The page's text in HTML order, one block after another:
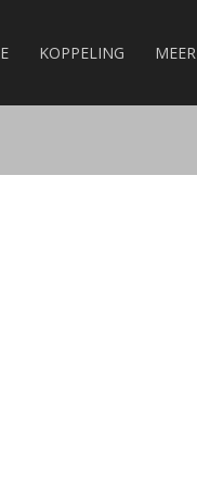
KOPPELING MEER